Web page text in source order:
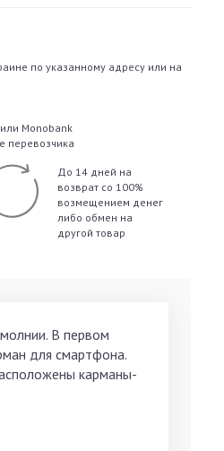
по указанному адресу или на
Monobank
перевозчика
До 14 дней на
возврат со 100%
возмещением денег
либо обмен на
другой товар
В первом
для смартфона.
карманы-